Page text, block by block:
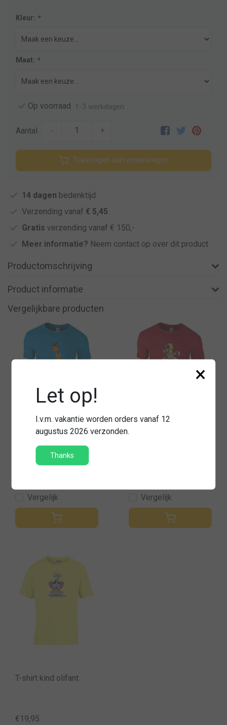
Kleur: *
Maat: *
Op voorraad 1-3 werkdagen
Aantal - +
Toevoegen aan winkelwagen
14 dagen bedenktijd
Verzending vanaf € 5,45
Gratis verzending vanaf € 150,-
Meer informatie? Neem contact op over dit product
Productomschrijving
Product informatie
Vergelijkbare producten
T-shirt kind giraffe
Vergelijk
Vergelijk
T-shirt kind olifant
€19,95
×
Let op!
I.v.m. vakantie worden orders vanaf 12
augustus 2026 verzonden.
Thanks